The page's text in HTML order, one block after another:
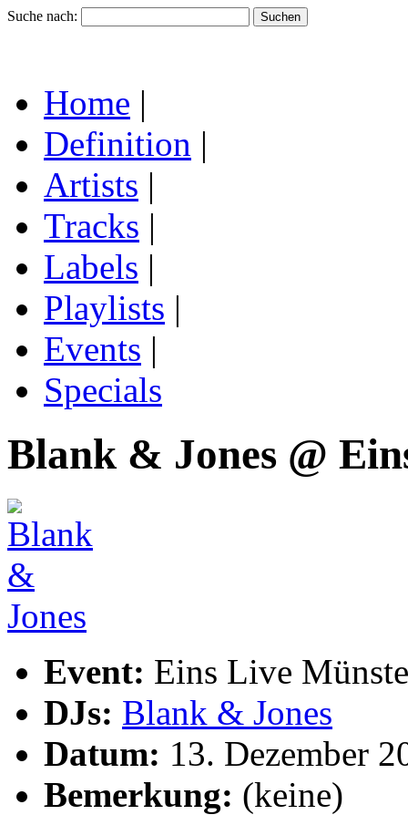
Suche nach:
Home |
Definition |
Artists |
Tracks |
Labels |
Playlists |
Events |
Specials
Blank & Jones @
Event: Eins Live
DJs: Blank & Jones
Datum: 13. Dezember
Bemerkung: (keine)